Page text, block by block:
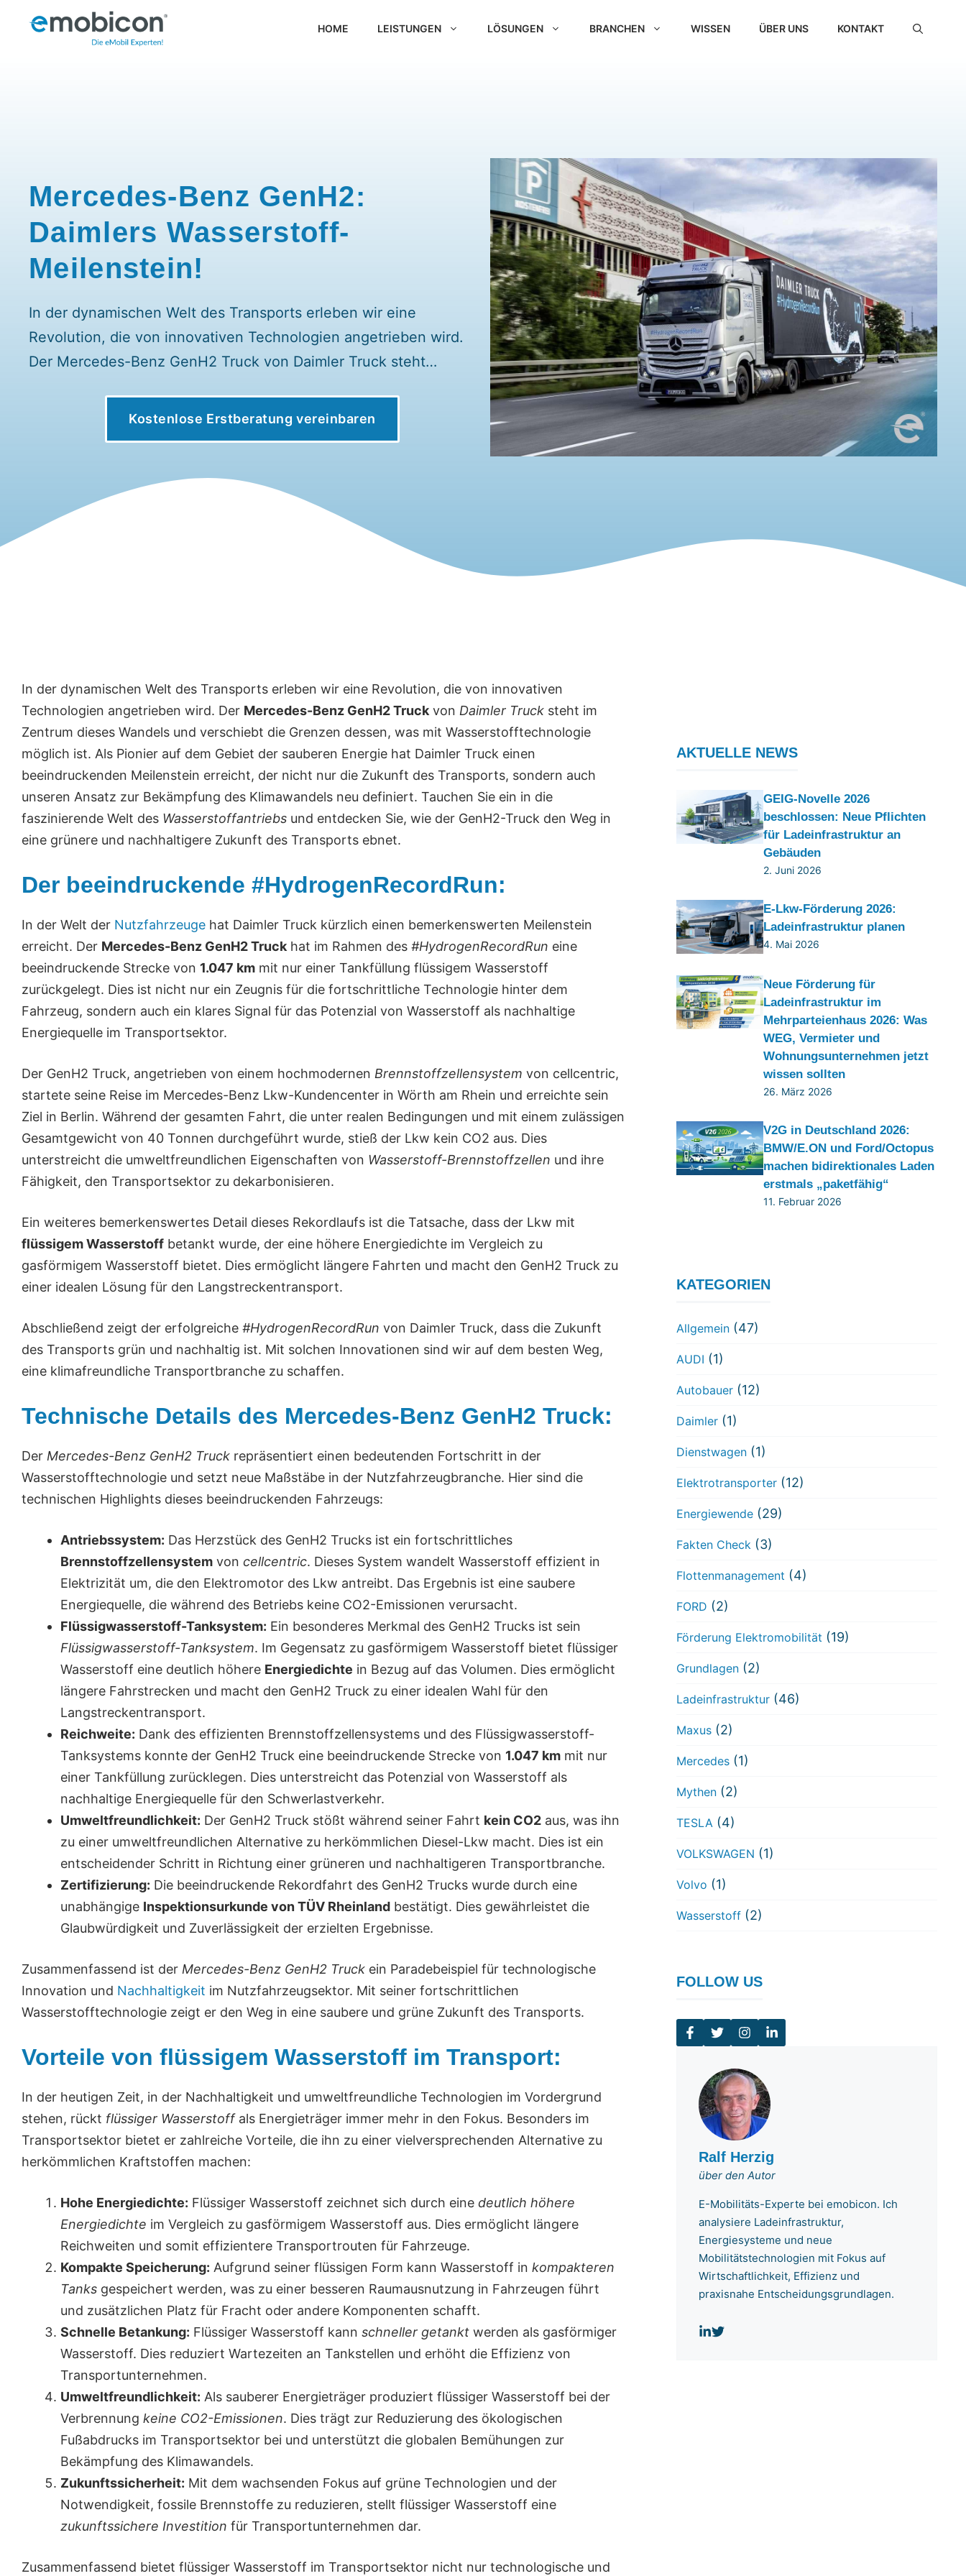
Inhalt
HOME LEISTUNGEN LÖSUNGEN BRANCHEN WISSEN ÜBER UNS KONTAKT
Mercedes-Benz GenH2:
Daimlers Wasserstoff-
Meilenstein!
In der dynamischen Welt des Transports erleben wir eine
Revolution, die von innovativen Technologien angetrieben wird.
Der Mercedes-Benz GenH2 Truck von Daimler Truck steht…
Kostenlose Erstberatung vereinbaren
In der dynamischen Welt des Transports erleben wir eine Revolution, die von innovativen
Technologien angetrieben wird. Der Mercedes-Benz GenH2 Truck von Daimler Truck steht im
Zentrum dieses Wandels und verschiebt die Grenzen dessen, was mit Wasserstofftechnologie
möglich ist. Als Pionier auf dem Gebiet der sauberen Energie hat Daimler Truck einen
beeindruckenden Meilenstein erreicht, der nicht nur die Zukunft des Transports, sondern auch
unseren Ansatz zur Bekämpfung des Klimawandels neu definiert. Tauchen Sie ein in die
faszinierende Welt des Wasserstoffantriebs und entdecken Sie, wie der GenH2-Truck den Weg in
eine grünere und nachhaltigere Zukunft des Transports ebnet.
Der beeindruckende #HydrogenRecordRun:
In der Welt der Nutzfahrzeuge hat Daimler Truck kürzlich einen bemerkenswerten Meilenstein
erreicht. Der Mercedes-Benz GenH2 Truck hat im Rahmen des #HydrogenRecordRun eine
beeindruckende Strecke von 1.047 km mit nur einer Tankfüllung flüssigem Wasserstoff
zurückgelegt. Dies ist nicht nur ein Zeugnis für die fortschrittliche Technologie hinter dem
Fahrzeug, sondern auch ein klares Signal für das Potenzial von Wasserstoff als nachhaltige
Energiequelle im Transportsektor.
Der GenH2 Truck, angetrieben von einem hochmodernen Brennstoffzellensystem von cellcentric,
startete seine Reise im Mercedes-Benz Lkw-Kundencenter in Wörth am Rhein und erreichte sein
Ziel in Berlin. Während der gesamten Fahrt, die unter realen Bedingungen und mit einem zulässigen
Gesamtgewicht von 40 Tonnen durchgeführt wurde, stieß der Lkw kein CO2 aus. Dies
unterstreicht die umweltfreundlichen Eigenschaften von Wasserstoff-Brennstoffzellen und ihre
Fähigkeit, den Transportsektor zu dekarbonisieren.
Ein weiteres bemerkenswertes Detail dieses Rekordlaufs ist die Tatsache, dass der Lkw mit
flüssigem Wasserstoff betankt wurde, der eine höhere Energiedichte im Vergleich zu
gasförmigem Wasserstoff bietet. Dies ermöglicht längere Fahrten und macht den GenH2 Truck zu
einer idealen Lösung für den Langstreckentransport.
Abschließend zeigt der erfolgreiche #HydrogenRecordRun von Daimler Truck, dass die Zukunft
des Transports grün und nachhaltig ist. Mit solchen Innovationen sind wir auf dem besten Weg,
eine klimafreundliche Transportbranche zu schaffen.
Technische Details des Mercedes-Benz GenH2 Truck:
Der Mercedes-Benz GenH2 Truck repräsentiert einen bedeutenden Fortschritt in der
Wasserstofftechnologie und setzt neue Maßstäbe in der Nutzfahrzeugbranche. Hier sind die
technischen Highlights dieses beeindruckenden Fahrzeugs:
Antriebssystem: Das Herzstück des GenH2 Trucks ist ein fortschrittliches
Brennstoffzellensystem von cellcentric. Dieses System wandelt Wasserstoff effizient in
Elektrizität um, die den Elektromotor des Lkw antreibt. Das Ergebnis ist eine saubere
Energiequelle, die während des Betriebs keine CO2-Emissionen verursacht.
Flüssigwasserstoff-Tanksystem: Ein besonderes Merkmal des GenH2 Trucks ist sein
Flüssigwasserstoff-Tanksystem. Im Gegensatz zu gasförmigem Wasserstoff bietet flüssiger
Wasserstoff eine deutlich höhere Energiedichte in Bezug auf das Volumen. Dies ermöglicht
längere Fahrstrecken und macht den GenH2 Truck zu einer idealen Wahl für den
Langstreckentransport.
Reichweite: Dank des effizienten Brennstoffzellensystems und des Flüssigwasserstoff-
Tanksystems konnte der GenH2 Truck eine beeindruckende Strecke von 1.047 km mit nur
einer Tankfüllung zurücklegen. Dies unterstreicht das Potenzial von Wasserstoff als
nachhaltige Energiequelle für den Schwerlastverkehr.
Umweltfreundlichkeit: Der GenH2 Truck stößt während seiner Fahrt kein CO2 aus, was ihn
zu einer umweltfreundlichen Alternative zu herkömmlichen Diesel-Lkw macht. Dies ist ein
entscheidender Schritt in Richtung einer grüneren und nachhaltigeren Transportbranche.
Zertifizierung: Die beeindruckende Rekordfahrt des GenH2 Trucks wurde durch eine
unabhängige Inspektionsurkunde von TÜV Rheinland bestätigt. Dies gewährleistet die
Glaubwürdigkeit und Zuverlässigkeit der erzielten Ergebnisse.
Zusammenfassend ist der Mercedes-Benz GenH2 Truck ein Paradebeispiel für technologische
Innovation und Nachhaltigkeit im Nutzfahrzeugsektor. Mit seiner fortschrittlichen
Wasserstofftechnologie zeigt er den Weg in eine saubere und grüne Zukunft des Transports.
Vorteile von flüssigem Wasserstoff im Transport:
In der heutigen Zeit, in der Nachhaltigkeit und umweltfreundliche Technologien im Vordergrund
stehen, rückt flüssiger Wasserstoffals Energieträger immer mehr in den Fokus. Besonders im
Transportsektor bietet er zahlreiche Vorteile, die ihn zu einer vielversprechenden Alternative zu
herkömmlichen Kraftstoffen machen:
Hohe Energiedichte: Flüssiger Wasserstoff zeichnet sich durch eine deutlich höhere
Energiedichte im Vergleich zu gasförmigem Wasserstoff aus. Dies ermöglicht längere
Reichweiten und somit effizientere Transportrouten für Fahrzeuge.
Kompakte Speicherung: Aufgrund seiner flüssigen Form kann Wasserstoff in kompakteren
Tanks gespeichert werden, was zu einer besseren Raumausnutzung in Fahrzeugen führt
und zusätzlichen Platz für Fracht oder andere Komponenten schafft.
Schnelle Betankung: Flüssiger Wasserstoff kann schneller getankt werden als gasförmiger
Wasserstoff. Dies reduziert Wartezeiten an Tankstellen und erhöht die Effizienz von
Transportunternehmen.
Umweltfreundlichkeit: Als sauberer Energieträger produziert flüssiger Wasserstoff bei der
Verbrennung keine CO2-Emissionen. Dies trägt zur Reduzierung des ökologischen
Fußabdrucks im Transportsektor bei und unterstützt die globalen Bemühungen zur
Bekämpfung des Klimawandels.
Zukunftssicherheit: Mit dem wachsenden Fokus auf grüne Technologien und der
Notwendigkeit, fossile Brennstoffe zu reduzieren, stellt flüssiger Wasserstoff eine
zukunftssichere Investition für Transportunternehmen dar.
Zusammenfassend bietet flüssiger Wasserstoff im Transportsektor nicht nur technologische und
AKTUELLE NEWS
GEIG-Novelle 2026
beschlossen: Neue Pflichten
für Ladeinfrastruktur an
Gebäuden
2. Juni 2026
E-Lkw-Förderung 2026:
Ladeinfrastruktur planen
4. Mai 2026
Neue Förderung für
Ladeinfrastruktur im
Mehrparteienhaus 2026: Was
WEG, Vermieter und
Wohnungsunternehmen jetzt
wissen sollten
26. März 2026
V2G in Deutschland 2026:
BMW/E.ON und Ford/Octopus
machen bidirektionales Laden
erstmals „paketfähig“
11. Februar 2026
KATEGORIEN
Allgemein(47)
AUDI (1)
Autobauer(12)
Daimler(1)
Dienstwagen(1)
Elektrotransporter(12)
Energiewende(29)
Fakten Check (3)
Flottenmanagement (4)
FORD (2)
Förderung Elektromobilität (19)
Grundlagen(2)
Ladeinfrastruktur(46)
Maxus(2)
Mercedes(1)
Mythen(2)
TESLA (4)
VOLKSWAGEN (1)
Volvo (1)
Wasserstoff(2)
FOLLOW US
Ralf Herzig
über den Autor
E-Mobilitäts-Experte bei emobicon. Ich
analysiere Ladeinfrastruktur,
Energiesysteme und neue
Mobilitätstechnologien mit Fokus auf
Wirtschaftlichkeit, Effizienz und
praxisnahe Entscheidungsgrundlagen.